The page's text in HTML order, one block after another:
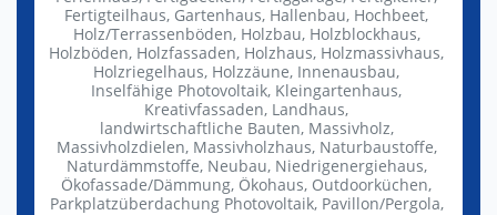
Fertigteilhaus, Gartenhaus, Hallenbau, Hochbeet,
Holz/Terrassenböden, Holzbau, Holzblockhaus,
Holzböden, Holzfassaden, Holzhaus, Holzmassivhaus,
Holzriegelhaus, Holzzäune, Innenausbau,
Inselfähige Photovoltaik, Kleingartenhaus,
Kreativfassaden, Landhaus,
landwirtschaftliche Bauten, Massivholz,
Massivholzdielen, Massivholzhaus, Naturbaustoffe,
Naturdämmstoffe, Neubau, Niedrigenergiehaus,
Ökofassade/Dämmung, Ökohaus, Outdoorküchen,
Parkplatzüberdachung Photovoltaik, Pavillon/Pergola,